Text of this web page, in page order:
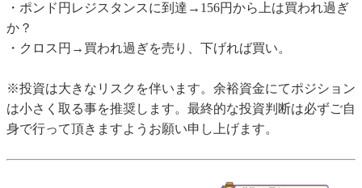
・ポンド円レジスタンスに到達→156円から上は買われ過ぎ
か？
・クロス円→買われ過ぎを売り、下げれば買い。
※投資は大きなリスクを伴います。余裕資金にてポジション
は小さく取る事を推奨します。最終的な投資判断は必ずご自
身で行って頂きますようお願い申し上げます。